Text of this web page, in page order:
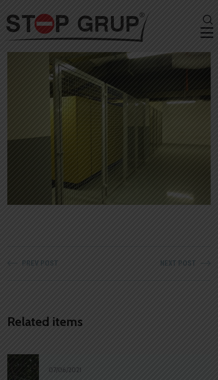
PREV POST NEXT POST
Related items
07/06/2021